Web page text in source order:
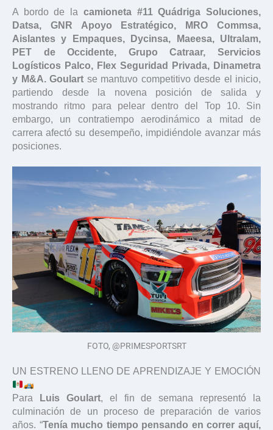
A bordo de la camioneta #11 Quádriga Soluciones,
Datsa, GNR Apoyo Estratégico, MRO Commsa,
Aislantes y Empaques, Dycinsa, Maeesa, Ultralam,
PET de Occidente, Grupo Catraar, Servicios
Logísticos Palco, Flex Seguridad Privada, Dinametra
y M&A. Goulart se mantuvo competitivo desde el inicio,
partiendo desde la novena posición de salida y
mostrando ritmo para pelear dentro del Top 10. Sin
embargo, un contratiempo aerodinámico a mitad de
carrera afectó su desempeño, impidiéndole avanzar más
posiciones.
FOTO, @PRIMESPORTSRT
UN ESTRENO LLENO DE APRENDIZAJE Y EMOCIÓN
Para Luis Goulart, el fin de semana representó la
culminación de un proceso de preparación de varios
años. “Tenía mucho tiempo pensando en correr aquí,